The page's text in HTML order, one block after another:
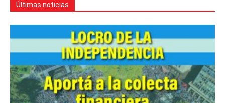
Últimas noticias